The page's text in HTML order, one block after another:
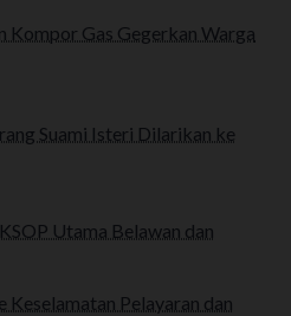
Kompor Gas Gegerkan Warga
Suami Isteri Dilarikan ke
Utama Belawan dan
Pelayaran dan